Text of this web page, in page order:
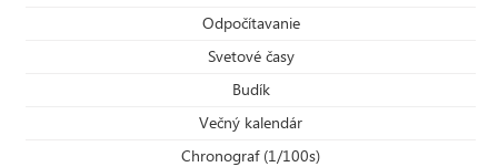
Odpočítavanie
Svetové časy
Budík
Večný kalendár
Chronograf (1/100s)